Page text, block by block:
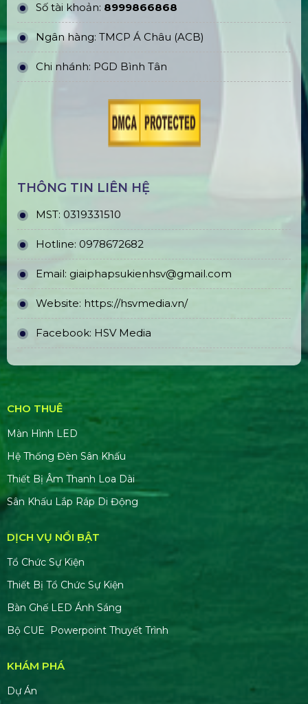
Số tài khoản: 8999866868
Ngân hàng: TMCP Á Châu (ACB)
Chi nhánh: PGD Bình Tân
THÔNG TIN LIÊN HỆ
MST: 0319331510
Hotline: 0978672682
Email: giaiphapsukienhsv@gmail.com
Website: https://hsvmedia.vn/
Facebook: HSV Media
CHO THUÊ
Màn Hình LED
Hệ Thống Đèn Sân Khấu
Thiết Bị Âm Thanh Loa Dài
Sân Khấu Lắp Ráp Di Động
DỊCH VỤ NỔI BẬT
Tổ Chức Sự Kiện
Thiết Bị Tổ Chức Sự Kiện
Bàn Ghế LED Ánh Sáng
Bộ CUE Powerpoint Thuyết Trình
KHÁM PHÁ
Dự Án